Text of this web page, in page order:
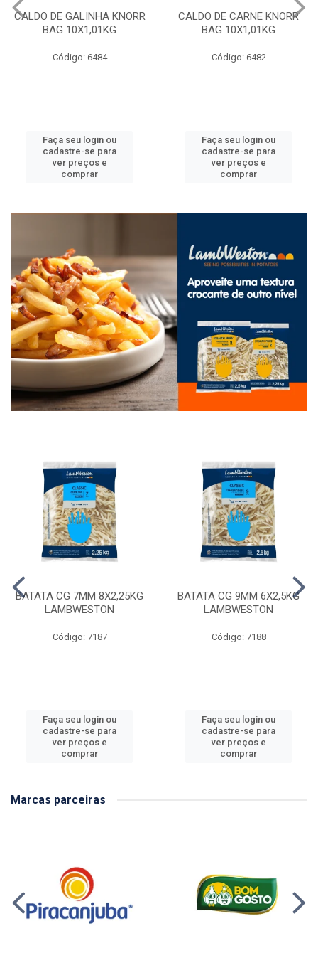
CALDO DE CARNE KNORR
BAG 10X1,01KG
Código: 6482
Faça seu login ou
cadastre-se para
ver preços e
comprar
AMIDO DE MILHO MAIZENA
20X1KG
Código: 6492
Faça seu login ou
cadastre-se para
ver preços e
comprar
BATATA CG 7MM 8X2,25KG
LAMBWESTON
Código: 7187
Faça seu login ou
cadastre-se para
ver preços e
comprar
BATATA CG 9MM 6X2,5KG
LAMBWESTON
Código: 7188
Faça seu login ou
cadastre-se para
ver preços e
comprar
Marcas parceiras